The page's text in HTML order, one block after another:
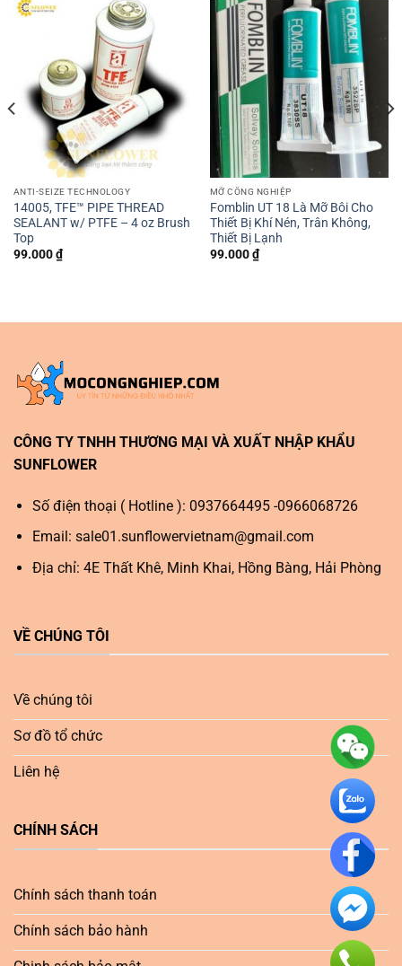
ANTI-SEIZE TECHNOLOGY
14005, TFE™ PIPE THREAD
SEALANT w/ PTFE – 4 oz Brush
Top
99.000₫
MỠ CÔNG NGHIỆP
Fomblin UT 18 Là Mỡ Bôi Cho
Thiết Bị Khí Nén, Trân Không,
Thiết Bị Lạnh
99.000₫
CÔNG TY TNHH THƯƠNG MẠI VÀ XUẤT NHẬP KHẨU
SUNFLOWER
Số điện thoại ( Hotline ): 0937664495 -0966068726
Email: sale01.sunflowervietnam@gmail.com
Địa chỉ: 4E Thất Khê, Minh Khai, Hồng Bàng, Hải Phòng
VỀ CHÚNG TÔI
Về chúng tôi
Sơ đồ tổ chức
Liên hệ
CHÍNH SÁCH
Chính sách thanh toán
Chính sách bảo hành